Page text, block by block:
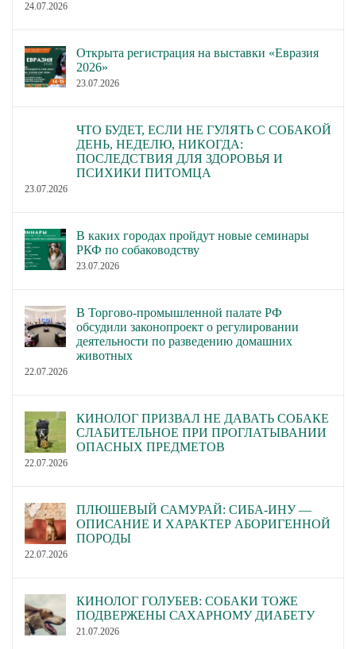
24.07.2026
Открыта регистрация на выставки «Евразия
2026»
23.07.2026
ЧТО БУДЕТ, ЕСЛИ НЕ ГУЛЯТЬ С СОБАКОЙ
ДЕНЬ, НЕДЕЛЮ, НИКОГДА:
ПОСЛЕДСТВИЯ ДЛЯ ЗДОРОВЬЯ И
ПСИХИКИ ПИТОМЦА
23.07.2026
В каких городах пройдут новые семинары
РКФ по собаководству
23.07.2026
В Торгово-промышленной палате РФ
обсудили законопроект о регулировании
деятельности по разведению домашних
животных
22.07.2026
КИНОЛОГ ПРИЗВАЛ НЕ ДАВАТЬ СОБАКЕ
СЛАБИТЕЛЬНОЕ ПРИ ПРОГЛАТЫВАНИИ
ОПАСНЫХ ПРЕДМЕТОВ
22.07.2026
ПЛЮШЕВЫЙ САМУРАЙ: СИБА-ИНУ —
ОПИСАНИЕ И ХАРАКТЕР АБОРИГЕННОЙ
ПОРОДЫ
22.07.2026
КИНОЛОГ ГОЛУБЕВ: СОБАКИ ТОЖЕ
ПОДВЕРЖЕНЫ САХАРНОМУ ДИАБЕТУ
21.07.2026